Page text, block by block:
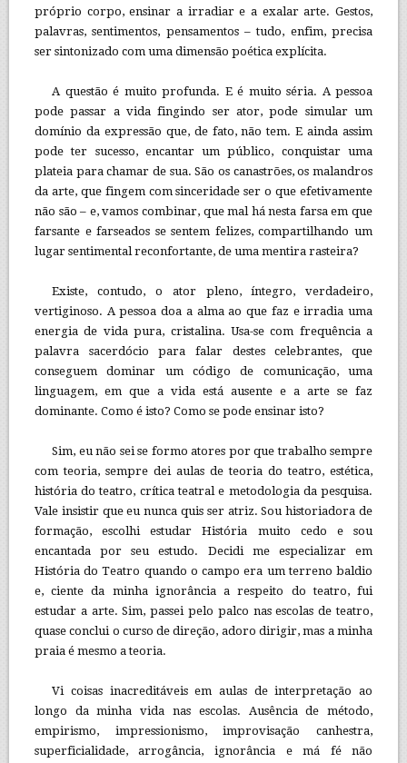
próprio corpo, ensinar a irradiar e a exalar arte. Gestos,
palavras, sentimentos, pensamentos – tudo, enfim, precisa
ser sintonizado com uma dimensão poética explícita.
A questão é muito profunda. E é muito séria. A pessoa
pode passar a vida fingindo ser ator, pode simular um
domínio da expressão que, de fato, não tem. E ainda assim
pode ter sucesso, encantar um público, conquistar uma
plateia para chamar de sua. São os canastrões, os malandros
da arte, que fingem com sinceridade ser o que efetivamente
não são – e, vamos combinar, que mal há nesta farsa em que
farsante e farseados se sentem felizes, compartilhando um
lugar sentimental reconfortante, de uma mentira rasteira?
Existe, contudo, o ator pleno, íntegro, verdadeiro,
vertiginoso. A pessoa doa a alma ao que faz e irradia uma
energia de vida pura, cristalina. Usa-se com frequência a
palavra sacerdócio para falar destes celebrantes, que
conseguem dominar um código de comunicação, uma
linguagem, em que a vida está ausente e a arte se faz
dominante. Como é isto? Como se pode ensinar isto?
Sim, eu não sei se formo atores por que trabalho sempre
com teoria, sempre dei aulas de teoria do teatro, estética,
história do teatro, crítica teatral e metodologia da pesquisa.
Vale insistir que eu nunca quis ser atriz. Sou historiadora de
formação, escolhi estudar História muito cedo e sou
encantada por seu estudo. Decidi me especializar em
História do Teatro quando o campo era um terreno baldio
e, ciente da minha ignorância a respeito do teatro, fui
estudar a arte. Sim, passei pelo palco nas escolas de teatro,
quase conclui o curso de direção, adoro dirigir, mas a minha
praia é mesmo a teoria.
Vi coisas inacreditáveis em aulas de interpretação ao
longo da minha vida nas escolas. Ausência de método,
empirismo, impressionismo, improvisação canhestra,
superficialidade, arrogância, ignorância e má fé não